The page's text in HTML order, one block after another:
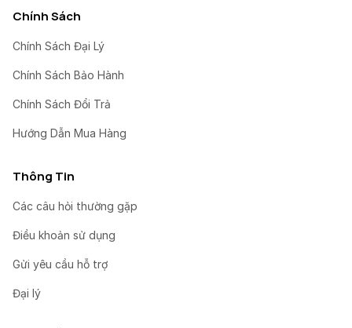
Chính Sách
Chính Sách Đại Lý
Chính Sách Bảo Hành
Chính Sách Đổi Trả
Hướng Dẫn Mua Hàng
Thông Tin
Các câu hỏi thường gặp
Điều khoản sử dụng
Gửi yêu cầu hỗ trợ
Đại lý